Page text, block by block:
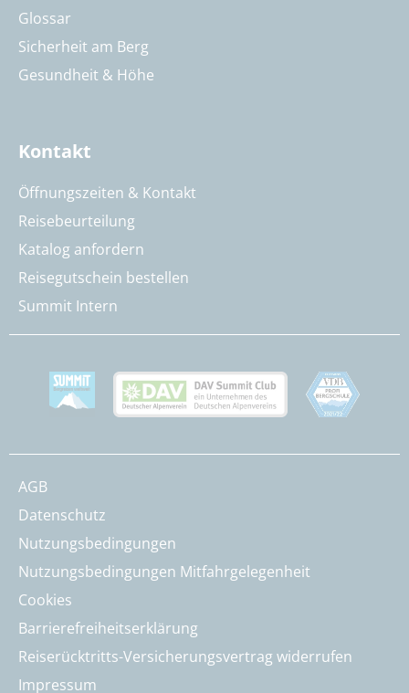
Glossar
Sicherheit am Berg
Gesundheit & Höhe
Kontakt
Öffnungszeiten & Kontakt
Reisebeurteilung
Katalog anfordern
Reisegutschein bestellen
Summit Intern
AGB
Datenschutz
Nutzungsbedingungen
Nutzungsbedingungen Mitfahrgelegenheit
Cookies
Barrierefreiheitserklärung
Reiserücktritts-Versicherungsvertrag widerrufen
Impressum